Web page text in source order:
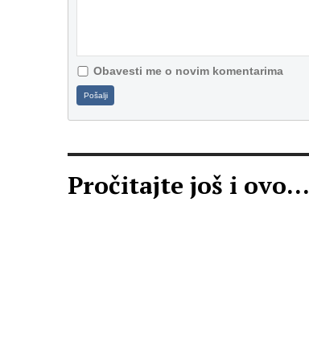
Obavesti me o novim komentarima
Pošalji
Pročitajte još i ovo...